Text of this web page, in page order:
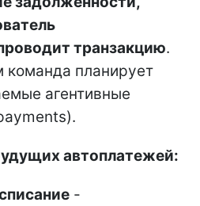
транзакцию.
планирует
агентивные
автоплатежей:
-